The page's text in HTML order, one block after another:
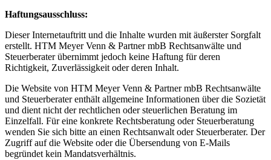
Haftungsausschluss:
Dieser Internetauftritt und die Inhalte wurden mit äußerster Sorgfalt
erstellt. HTM Meyer Venn & Partner mbB Rechtsanwälte und
Steuerberater übernimmt jedoch keine Haftung für deren
Richtigkeit, Zuverlässigkeit oder deren Inhalt.
Die Website von HTM Meyer Venn & Partner mbB Rechtsanwälte
und Steuerberater enthält allgemeine Informationen über die Sozietät
und dient nicht der rechtlichen oder steuerlichen Beratung im
Einzelfall. Für eine konkrete Rechtsberatung oder Steuerberatung
wenden Sie sich bitte an einen Rechtsanwalt oder Steuerberater. Der
Zugriff auf die Website oder die Übersendung von E-Mails
begründet kein Mandatsverhältnis.